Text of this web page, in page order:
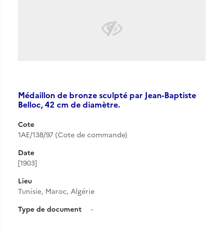
Médaillon de bronze sculpté par Jean-Baptiste
Belloc, 42 cm de diamètre.
Cote
1AE/138/97 (Cote de commande)
Date
[1903]
Lieu
Tunisie, Maroc, Algérie
Type de document
-